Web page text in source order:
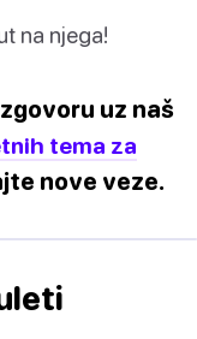
na njega!
uz naš
tema za
nove veze.